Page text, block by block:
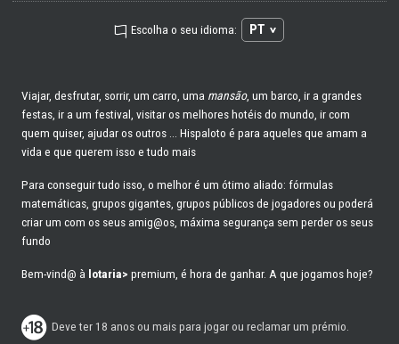
Escolha o seu idioma: PT
Viajar, desfrutar, sorrir, um carro, uma mansão, um barco, ir a grandes
festas, ir a um festival, visitar os melhores hotéis do mundo, ir com
quem quiser, ajudar os outros ... Hispaloto é para aqueles que amam a
vida e que querem isso e tudo mais
Para conseguir tudo isso, o melhor é um ótimo aliado: fórmulas
matemáticas, grupos gigantes, grupos públicos de jogadores ou poderá
criar um com os seus amig@os, máxima segurança sem perder os seus
fundo
Bem-vind@ à lotaria> premium, é hora de ganhar. A que jogamos hoje?
Deve ter 18 anos ou mais para jogar ou reclamar um prémio.